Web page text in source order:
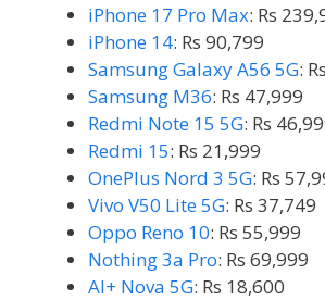
iPhone 17 Pro Max: Rs
iPhone 14: Rs 90,799
Samsung Galaxy A56 5G:
Samsung M36: Rs 47,999
Redmi Note 15 5G: Rs
Redmi 15: Rs 21,999
OnePlus Nord 3 5G: Rs
Vivo V50 Lite 5G: Rs 37,749
Oppo Reno 10: Rs 55,999
Nothing 3a Pro: Rs 69,999
AI+ Nova 5G: Rs 18,600